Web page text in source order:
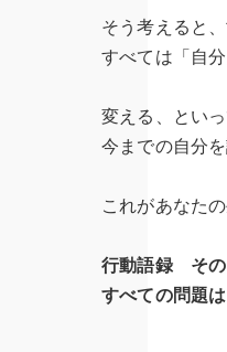
そう考えると
すべては「自
変える、とい
今までの自分
これがあなた
行動語録 その
すべての問題